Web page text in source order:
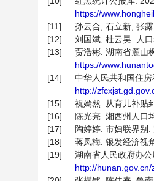
https://
[11]
孙云合, 石立新, 张
[12]
刘国斌, 杜云昊. 人
[13]
贾浩彬. 湖南省麓山
https://
[14]
中华人民共和国住
http://
[15]
祝嫣然. 从育儿补贴
[16]
陈光亮. 湘西州人口
[17]
陶婷婷. 市妇联界别
[18]
蒋凤梅. 银发经济视
[19]
湖南省人民政府办
http://